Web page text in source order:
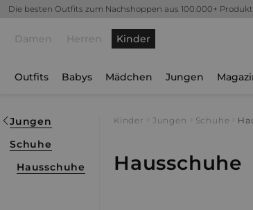
Die besten Outfits zum Nachshoppen aus 100.000+
Damen Herren Kinder
Outfits Babys Mädchen Jungen
Jungen
Schuhe
Hausschuhe
Kinder Jungen Schuhe
Hausschuhe